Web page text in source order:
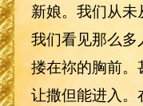
新娘。我们从未
我们看见那么多
搂在祢的胸前。
让撒但能进入。